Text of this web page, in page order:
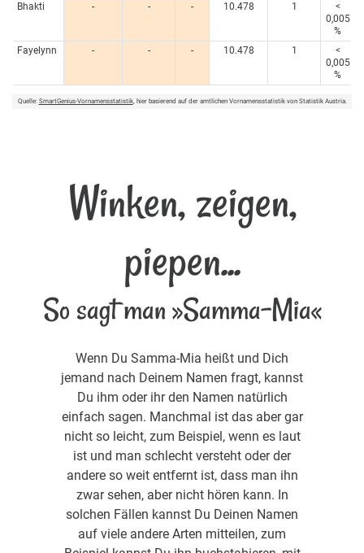
Bhakti
- - - 10.478 1
<
0,005
%
Fayelynn
- - - 10.478 1
<
0,005
%
Quelle: SmartGenius-Vornamensstatistik, hier basierend auf der amtlichen Vornamensstatistik von Statistik Austria.
Winken, zeigen,
piepen...
So sagt man »Samma-Mia«
Wenn Du Samma-Mia heißt und Dich
jemand nach Deinem Namen fragt, kannst
Du ihm oder ihr den Namen natürlich
einfach sagen. Manchmal ist das aber gar
nicht so leicht, zum Beispiel, wenn es laut
ist und man schlecht versteht oder der
andere so weit entfernt ist, dass man ihn
zwar sehen, aber nicht hören kann. In
solchen Fällen kannst Du Deinen Namen
auf viele andere Arten mitteilen, zum